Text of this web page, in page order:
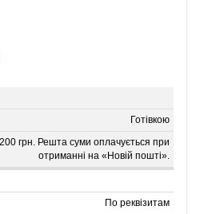
Готівкою
грн. Решта суми оплачується при
отриманні на «Новій пошті».
По реквізитам